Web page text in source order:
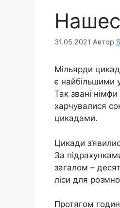
31.05.2021 Автор
Мільярди
є найбільшими
Так звані
харчувалися
цикадами.
Цикади
За
загалом –
ліси для
Протягом